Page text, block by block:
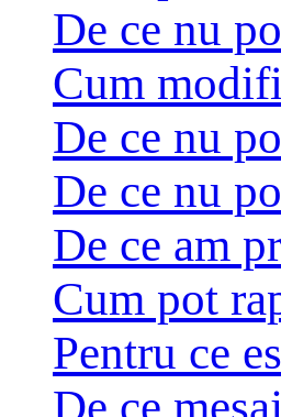
De ce nu
Cum
De ce nu
De ce nu
De ce am
Cum pot
Pentru ce
De ce